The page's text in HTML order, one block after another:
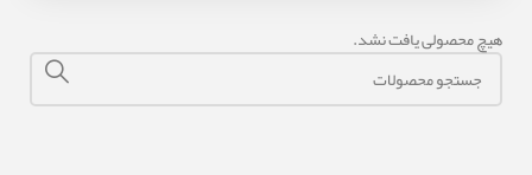
هیچ محصولی یافت نشد.